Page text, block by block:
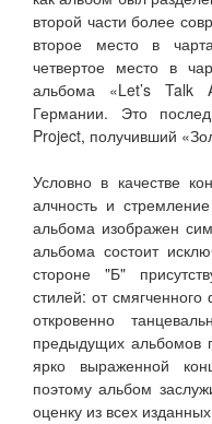
второй части более
второе место в
четвертое место в
альбома «Let’s
Германии. Это
Project, получивший
Условно в качестве
алчность и
альбома изображен
альбома состоит
стороне "Б"
стилей: от
откровенно
предыдущих альбомов
ярко выраженной
поэтому альбом
оценку из всех